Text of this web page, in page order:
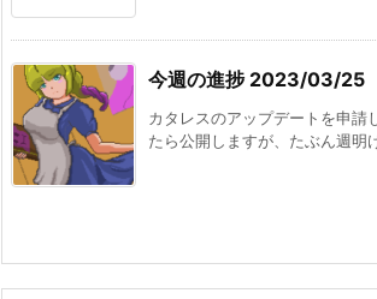
今週の進捗 2023/03/25
カタレスのアップデートを申請
たら公開しますが、たぶん週明